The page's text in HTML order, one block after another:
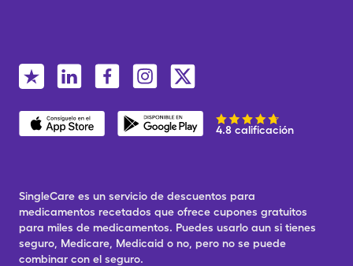
4.8 calificación
SingleCare es un servicio de descuentos para
medicamentos recetados que ofrece cupones gratuitos
para miles de medicamentos. Puedes usarlo aun si tienes
seguro, Medicare, Medicaid o no, pero no se puede
combinar con el seguro.